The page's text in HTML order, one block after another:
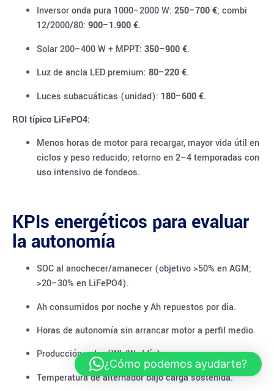
Inversor onda pura 1000–2000 W: 250–700 €; combi
12/2000/80: 900–1.900 €.
Solar 200–400 W + MPPT: 350–900 €.
Luz de ancla LED premium: 80–220 €.
Luces subacuáticas (unidad): 180–600 €.
ROI típico LiFePO4:
Menos horas de motor para recargar, mayor vida útil en
ciclos y peso reducido; retorno en 2–4 temporadas con
uso intensivo de fondeos.
KPIs energéticos para evaluar
la autonomía
SOC al anochecer/amanecer (objetivo >50% en AGM;
>20–30% en LiFePO4).
Ah consumidos por noche y Ah repuestos por día.
Horas de autonomía sin arrancar motor a perfil medio.
Producción solar (Wh/Wp/día) en verano.
Temperatura de alternador bajo carga sostenida.
¿Cómo podemos ayudarte?